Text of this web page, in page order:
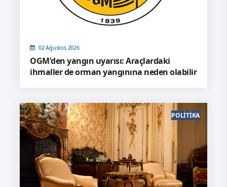
02 Ağustos 2026
OGM'den yangın uyarısı: Araçlardaki
ihmaller de orman yangınına neden olabilir
POLITIKA